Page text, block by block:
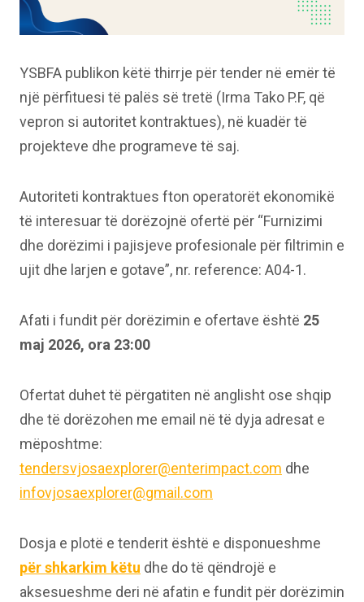
YSBFA publikon këtë thirrje për tender në emër të
një përfituesi të palës së tretë (Irma Tako P.F, që
vepron si autoritet kontraktues), në kuadër të
projekteve dhe programeve të saj.
Autoriteti kontraktues fton operatorët ekonomikë
të interesuar të dorëzojnë ofertë për “Furnizimi
dhe dorëzimi i pajisjeve profesionale për filtrimin e
ujit dhe larjen e gotave”, nr. reference: A04-1.
Afati i fundit për dorëzimin e ofertave është 25
maj 2026, ora 23:00
Ofertat duhet të përgatiten në anglisht ose shqip
dhe të dorëzohen me email në të dyja adresat e
mëposhtme:
tendersvjosaexplorer@enterimpact.com dhe
infovjosaexplorer@gmail.com
Dosja e plotë e tenderit është e disponueshme
për shkarkim këtu dhe do të qëndrojë e
aksesueshme deri në afatin e fundit për dorëzimin